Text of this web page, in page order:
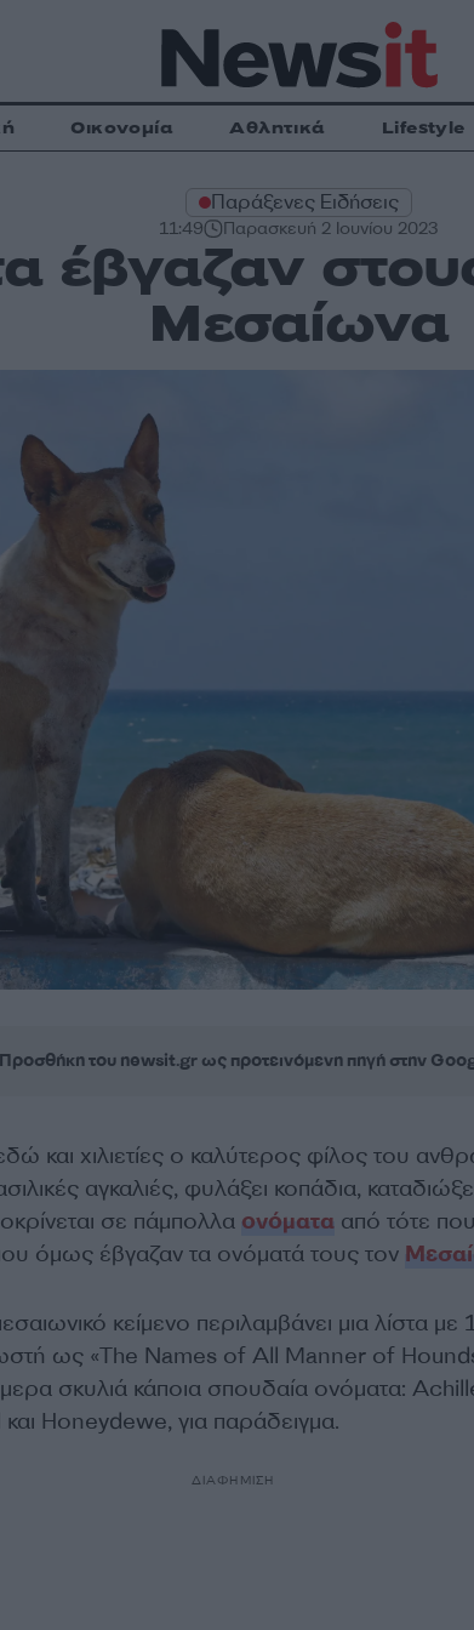
Οικονομία Αθλητικά Lifestyle
Παράξενες Ειδήσεις
11:49 Παρασκευή 2 Ιουνίου 2023
έβγαζαν
Μεσαίωνα
Προσθήκη του newsit.gr ως προτεινόμενη πηγή στην
και χιλιετίες ο καλύτερος φίλος του
αγκαλιές, φυλάξει κοπάδια,
σε πάμπολλα ονόματααπό τότε που
όμως έβγαζαν τα ονόματά τους τον
κείμενο περιλαμβάνει μια λίστα
ως «The Names of All Manner of
σκυλιά κάποια σπουδαία ονόματα:
Honeydewe, για παράδειγμα.
ΔΙΑΦΗΜΙΣΗ